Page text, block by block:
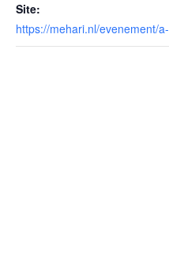
Site:
https://mehari.nl/evenement/